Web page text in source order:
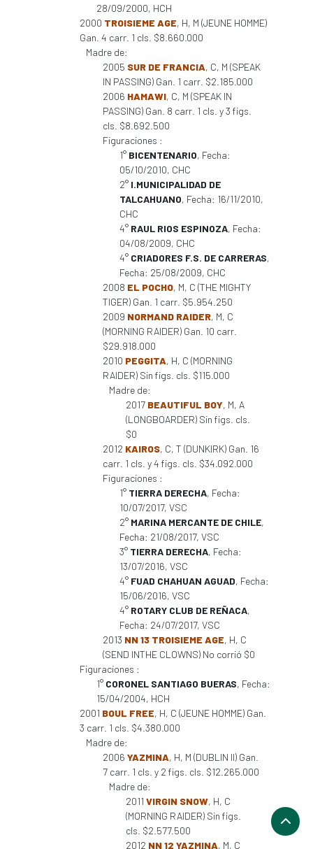
28/09/2000, HCH
2000 TROISIEME AGE, H, M (JEUNE HOMME)
Gan. 4 carr. 1 cls. $8.660.000
Madre de:
2005 SUR DE FRANCIA, C, M (SPEAK
IN PASSING) Gan. 1 carr. $2.185.000
2006 HAMAWI, C, M (SPEAK IN
PASSING) Gan. 8 carr. 1 cls. y 3 figs.
cls. $8.692.500
Figuraciones :
1° BICENTENARIO, Fecha:
05/10/2010, CHC
2° I.MUNICIPALIDAD DE
TALCAHUANO, Fecha: 16/11/2010,
CHC
4° RAUL RIOS ESPINOZA, Fecha:
04/08/2009, CHC
4° CRIADORES F.S. DE CARRERAS,
Fecha: 25/08/2009, CHC
2008 EL POCHO, M, C (THE MIGHTY
TIGER) Gan. 1 carr. $5.954.250
2009 NORMAND RAIDER, M, C
(MORNING RAIDER) Gan. 10 carr.
$29.918.000
2010 PEGGITA, H, C (MORNING
RAIDER) Sin figs. cls. $115.000
Madre de:
2017 BEAUTIFUL BOY, M, A
(LONGBOARDER) Sin figs. cls.
$0
2012 KAIROS, C, T (DUNKIRK) Gan. 16
carr. 1 cls. y 4 figs. cls. $34.092.000
Figuraciones :
1° TIERRA DERECHA, Fecha:
10/07/2017, VSC
2° MARINA MERCANTE DE CHILE,
Fecha: 21/08/2017, VSC
3° TIERRA DERECHA, Fecha:
13/07/2016, VSC
4° FUAD CHAHUAN AGUAD, Fecha:
15/06/2016, VSC
4° ROTARY CLUB DE REÑACA,
Fecha: 24/07/2017, VSC
2013 NN 13 TROISIEME AGE, H, C
(SEND INTHE CLOWNS) No corrió $0
Figuraciones :
1° CORONEL SANTIAGO BUERAS, Fecha:
15/04/2004, HCH
2001 BOUL FREE, H, C (JEUNE HOMME) Gan.
3 carr. 1 cls. $4.380.000
Madre de:
2006 YAZMINA, H, M (DUBLIN II) Gan.
7 carr. 1 cls. y 2 figs. cls. $12.265.000
Madre de:
2011 VIRGIN SNOW, H, C
(MORNING RAIDER) Sin figs.
cls. $2.577.500
2012 NN 12 YAZMINA, M, C